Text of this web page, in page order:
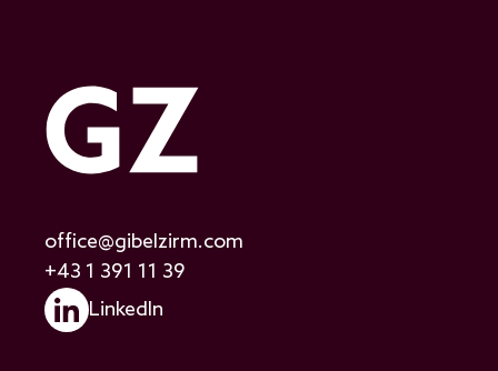
office@gibelzirm.com
+43 1 391 11 39
LinkedIn